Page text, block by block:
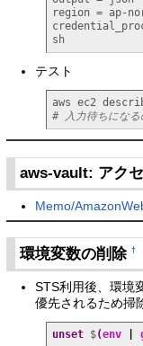
region = ap-
sh
テスト
aws ec2
# 入力待ちにな
aws-vault: アク
Memo/
環境変数の削除†
STS利用後、環境
優先されるため掃
unset $(env